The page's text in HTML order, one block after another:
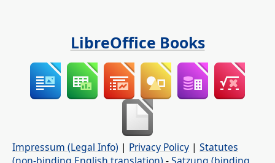
LibreOffice Books
Impressum (Legal Info) | Privacy Policy | Statutes
(non-binding English translation) -Satzung (binding